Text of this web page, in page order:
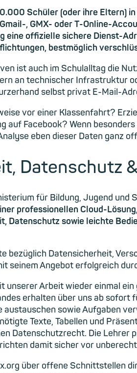
Schüler (oder ihre Eltern)
, GMX- oder T-Online-
eine offizielle sichere Dienst-
bestmöglich
ist auch im Schulalltag die
an technischer Infrastruktur
selbst privat E-Mail-
vor einer Klassenfahrt?
auf Facebook? Wenn
eben dieser Daten ganz
Datenschutz
für Bildung, Jugend
professionellen Cloud-
Datenschutz sowie leichte
bezüglich Datensicherheit,
seinem Angebot erfolgreich
unserer Arbeit wieder einmal
erhalten über uns ab sofort
austauschen sowie Aufgaben
Texte, Tabellen und
Datenschutzrecht. Die Lehrer
damit sicher vor
über offene Schnittstellen